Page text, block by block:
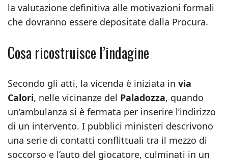
la valutazione definitiva alle motivazioni formali
che dovranno essere depositate dalla Procura.
Cosa ricostruisce l’indagine
Secondo gli atti, la vicenda è iniziata in via
Calori, nelle vicinanze del Paladozza, quando
un’ambulanza si è fermata per inserire l’indirizzo
di un intervento. I pubblici ministeri descrivono
una serie di contatti conflittuali tra il mezzo di
soccorso e l’auto del giocatore, culminati in un